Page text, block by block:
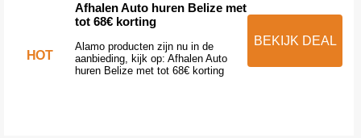
HOT
Afhalen Auto huren Belize met
tot 68€ korting
Alamo producten zijn nu in de
aanbieding, kijk op: Afhalen Auto
huren Belize met tot 68€ korting
BEKIJK DEAL